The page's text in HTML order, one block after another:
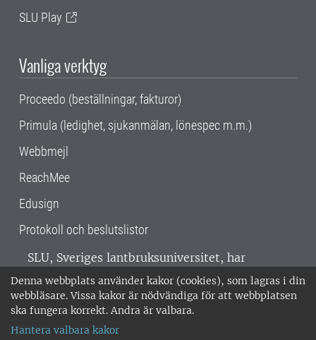
Denna webbplats använder kakor (cookies), som lagras i din
webbläsare. Vissa kakor är nödvändiga för att webbplatsen
ska fungera korrekt. Andra är valbara.
Hantera valbara kakor
SLU Play
Vanliga verktyg
Proceedo (beställningar, fakturor)
Primula (ledighet, sjukanmälan, lönespec m.m.)
Webbmejl
ReachMee
Edusign
Protokoll och beslutslistor
SLU, Sveriges lantbruksuniversitet, har
verksamhet över hela Sverige. Huvudorter är
Alnarp, Uppsala och Umeå.SLU är
miljöcertifierat enligt ISO 14001. •
018-67 10 00 • Org nr: 202100-2817 •